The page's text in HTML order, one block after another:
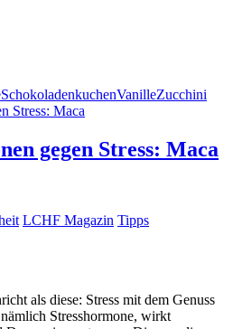
SchokoladenkuchenVanilleZucchini
gegen Stress: Maca
LCHF Magazin Tipps
als diese: Stress mit dem Genuss
Stresshormone, wirkt